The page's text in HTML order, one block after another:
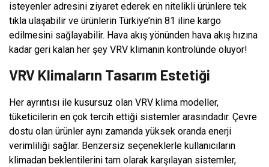
isteyenler adresini ziyaret ederek en nitelikli ürünlere tek
tıkla ulaşabilir ve ürünlerin Türkiye’nin 81 iline kargo
edilmesini sağlayabilir. Hava akış yönünden hava akış hızına
kadar geri kalan her şey VRV klimanın kontrolünde oluyor!
VRV Klimaların Tasarım Estetiği
Her ayrıntısı ile kusursuz olan VRV klima modeller,
tüketicilerin en çok tercih ettiği sistemler arasındadır. Çevre
dostu olan ürünler aynı zamanda yüksek oranda enerji
verimliliği sağlar. Benzersiz seçeneklerle kullanıcıların
klimadan beklentilerini tam olarak karşılayan sistemler,